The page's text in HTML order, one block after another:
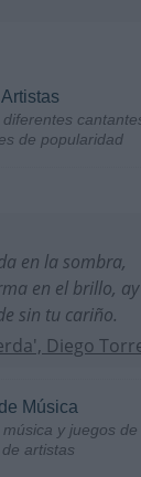
diferentes
de popularidad
en la sombra,
en el brillo,
sin tu cariño.
Diego
Música
música y juegos
artistas